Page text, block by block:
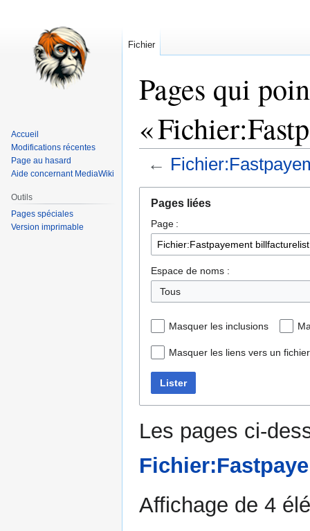
Pages qui
«
←
navigation
recherche
Pages liées
Page :
Espace de noms :
Tous
Masquer les inclusions
Masquer les liens vers un fichier
Lister
Les pages ci-
Affichage de 4
Fichier
Accueil
Modifications récentes
Page au hasard
Aide concernant MediaWiki
Outils
Pages spéciales
Version imprimable